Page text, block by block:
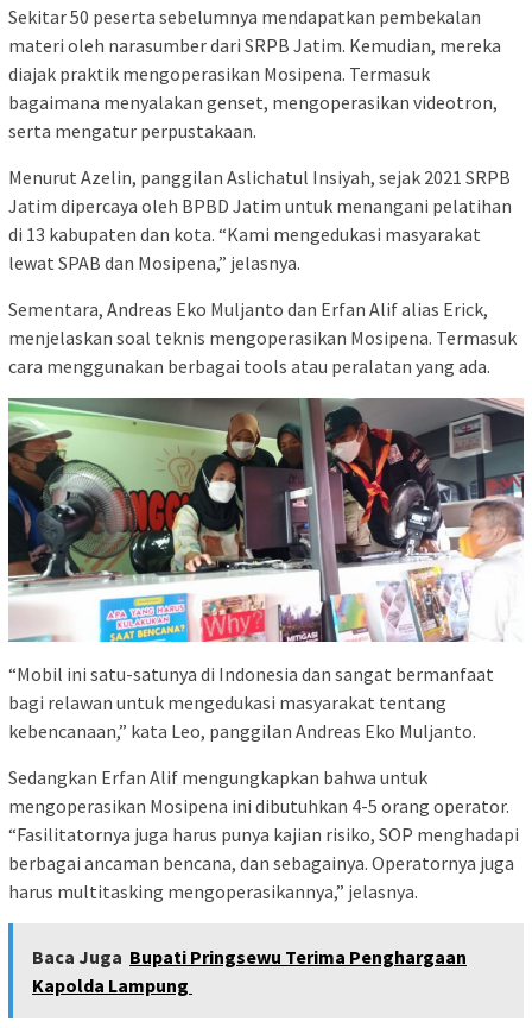
Sekitar 50 peserta sebelumnya mendapatkan pembekalan
materi oleh narasumber dari SRPB Jatim. Kemudian, mereka
diajak praktik mengoperasikan Mosipena. Termasuk
bagaimana menyalakan genset, mengoperasikan videotron,
serta mengatur perpustakaan.
Menurut Azelin, panggilan Aslichatul Insiyah, sejak 2021 SRPB
Jatim dipercaya oleh BPBD Jatim untuk menangani pelatihan
di 13 kabupaten dan kota. “Kami mengedukasi masyarakat
lewat SPAB dan Mosipena,” jelasnya.
Sementara, Andreas Eko Muljanto dan Erfan Alif alias Erick,
menjelaskan soal teknis mengoperasikan Mosipena. Termasuk
cara menggunakan berbagai tools atau peralatan yang ada.
“Mobil ini satu-satunya di Indonesia dan sangat bermanfaat
bagi relawan untuk mengedukasi masyarakat tentang
kebencanaan,” kata Leo, panggilan Andreas Eko Muljanto.
Sedangkan Erfan Alif mengungkapkan bahwa untuk
mengoperasikan Mosipena ini dibutuhkan 4-5 orang operator.
“Fasilitatornya juga harus punya kajian risiko, SOP menghadapi
berbagai ancaman bencana, dan sebagainya. Operatornya juga
harus multitasking mengoperasikannya,” jelasnya.
Baca Juga Bupati Pringsewu Terima Penghargaan
Kapolda Lampung